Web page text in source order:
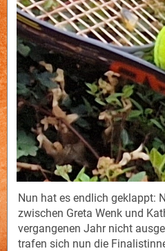
Nun hat es endlich geklappt:
zwischen Greta Wenk und
vergangenen Jahr nicht
trafen sich nun die